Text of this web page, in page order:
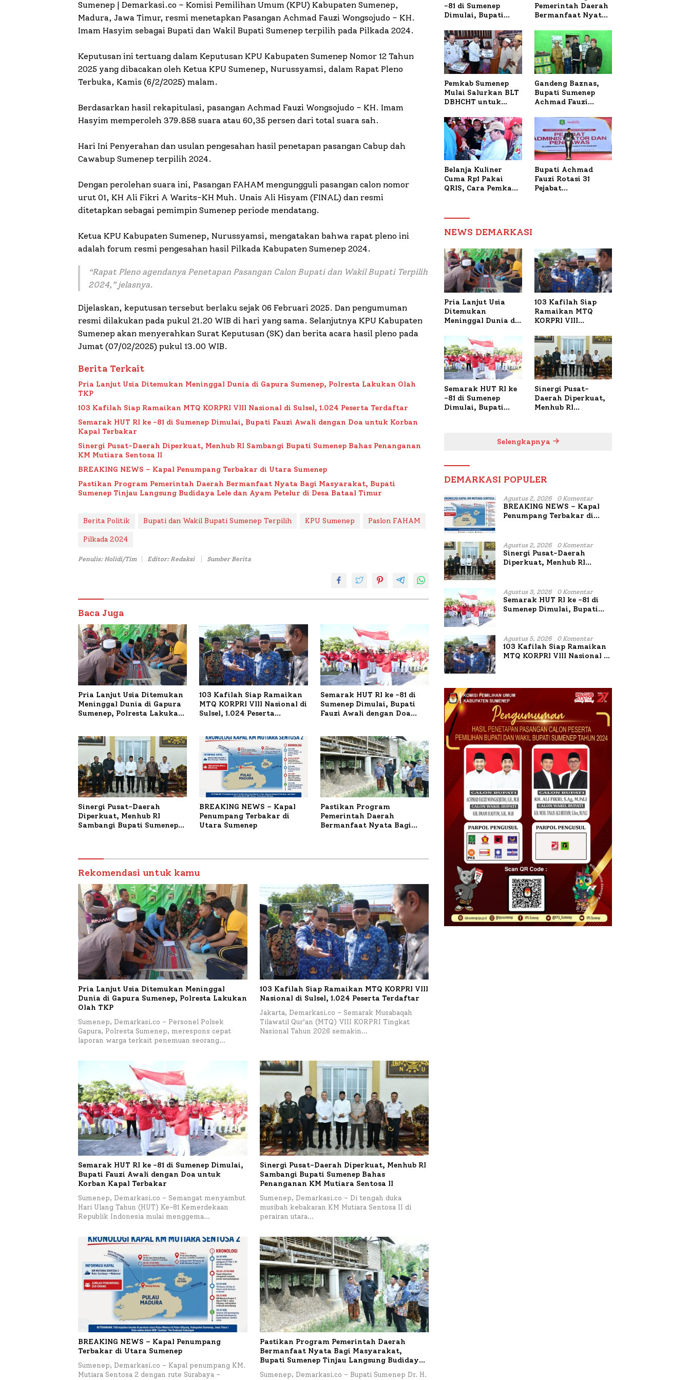
Sumenep | Demarkasi.co – Komisi Pemilihan Umum (KPU) Kabupaten Sumenep,
Madura, Jawa Timur, resmi menetapkan Pasangan Achmad Fauzi Wongsojudo – KH.
Imam Hasyim sebagai Bupati dan Wakil Bupati Sumenep terpilih pada Pilkada 2024.
Keputusan ini tertuang dalam Keputusan KPU Kabupaten Sumenep Nomor 12 Tahun
2025 yang dibacakan oleh Ketua KPU Sumenep, Nurussyamsi, dalam Rapat Pleno
Terbuka, Kamis (6/2/2025) malam.
Berdasarkan hasil rekapitulasi, pasangan Achmad Fauzi Wongsojudo – KH. Imam
Hasyim memperoleh 379.858 suara atau 60,35 persen dari total suara sah.
Hari Ini Penyerahan dan usulan pengesahan hasil penetapan pasangan Cabup dah
Cawabup Sumenep terpilih 2024.
Dengan perolehan suara ini, Pasangan FAHAM mengungguli pasangan calon nomor
urut 01, KH Ali Fikri A Warits-KH Muh. Unais Ali Hisyam (FINAL) dan resmi
ditetapkan sebagai pemimpin Sumenep periode mendatang.
Ketua KPU Kabupaten Sumenep, Nurussyamsi, mengatakan bahwa rapat pleno ini
adalah forum resmi pengesahan hasil Pilkada Kabupaten Sumenep 2024.
“Rapat Pleno agendanya Penetapan Pasangan Calon Bupati dan Wakil Bupati Terpilih
2024,” jelasnya.
Dijelaskan, keputusan tersebut berlaku sejak 06 Februari 2025. Dan pengumuman
resmi dilakukan pada pukul 21.20 WIB di hari yang sama. Selanjutnya KPU Kabupaten
Sumenep akan menyerahkan Surat Keputusan (SK) dan berita acara hasil pleno pada
Jumat (07/02/2025) pukul 13.00 WIB.
Berita Terkait
Pria Lanjut Usia Ditemukan Meninggal Dunia di Gapura Sumenep, Polresta Lakukan Olah
TKP
103 Kafilah Siap Ramaikan MTQ KORPRI VIII Nasional di Sulsel, 1.024 Peserta Terdaftar
Semarak HUT RI ke -81 di Sumenep Dimulai, Bupati Fauzi Awali dengan Doa untuk Korban
Kapal Terbakar
Sinergi Pusat-Daerah Diperkuat, Menhub RI Sambangi Bupati Sumenep Bahas Penanganan
KM Mutiara Sentosa II
BREAKING NEWS – Kapal Penumpang Terbakar di Utara Sumenep
Pastikan Program Pemerintah Daerah Bermanfaat Nyata Bagi Masyarakat, Bupati
Sumenep Tinjau Langsung Budidaya Lele dan Ayam Petelur di Desa Bataal Timur
Berita Politik Bupati dan Wakil Bupati Sumenep Terpilih KPU Sumenep Paslon FAHAM
Pilkada 2024
Penulis: Holidi/Tim Editor: Redaksi Sumber Berita
Baca Juga
Pria Lanjut Usia Ditemukan
Meninggal Dunia di Gapura
Sumenep, Polresta Lakukan
103 Kafilah Siap Ramaikan
MTQ KORPRI VIII Nasional di
Sulsel, 1.024 Peserta
Semarak HUT RI ke -81 di
Sumenep Dimulai, Bupati
Fauzi Awali dengan Doa
Sinergi Pusat-Daerah
Diperkuat, Menhub RI
Sambangi Bupati Sumenep
BREAKING NEWS – Kapal
Penumpang Terbakar di
Utara Sumenep
Pastikan Program
Pemerintah Daerah
Bermanfaat Nyata Bagi
Petelur di Desa Bataal Timur
Rekomendasi untuk kamu
Pria Lanjut Usia Ditemukan Meninggal
Dunia di Gapura Sumenep, Polresta Lakukan
Olah TKP
Sumenep, Demarkasi.co – Personel Polsek
Gapura, Polresta Sumenep, merespons cepat
laporan warga terkait penemuan seorang…
103 Kafilah Siap Ramaikan MTQ KORPRI VIII
Nasional di Sulsel, 1.024 Peserta Terdaftar
Jakarta, Demarkasi.co – Semarak Musabaqah
Tilawatil Qur’an (MTQ) VIII KORPRI Tingkat
Nasional Tahun 2026 semakin…
Semarak HUT RI ke -81 di Sumenep Dimulai,
Bupati Fauzi Awali dengan Doa untuk
Korban Kapal Terbakar
Sumenep, Demarkasi.co – Semangat menyambut
Hari Ulang Tahun (HUT) Ke-81 Kemerdekaan
Republik Indonesia mulai menggema…
Sinergi Pusat-Daerah Diperkuat, Menhub RI
Sambangi Bupati Sumenep Bahas
Penanganan KM Mutiara Sentosa II
Sumenep, Demarkasi.co – Di tengah duka
musibah kebakaran KM Mutiara Sentosa II di
perairan utara…
BREAKING NEWS – Kapal Penumpang
Terbakar di Utara Sumenep
Sumenep, Demarkasi.co – Kapal penumpang KM.
Mutiara Sentosa 2 dengan rute Surabaya –
Pastikan Program Pemerintah Daerah
Bermanfaat Nyata Bagi Masyarakat,
Bupati Sumenep Tinjau Langsung Budidaya
Sumenep, Demarkasi.co – Bupati Sumenep Dr. H.
-81 di Sumenep
Dimulai, Bupati
Doa untuk Korban
Kapal Terbakar
Pemerintah Daerah
Bermanfaat Nyata
Bupati Sumenep
Tinjau Langsung
Budidaya Lele dan
Ayam Petelur di
Desa Bataal Timur
Pemkab Sumenep
Mulai Salurkan BLT
DBHCHT untuk
Tani Tembakau
Gandeng Baznas,
Bupati Sumenep
Achmad Fauzi
Serahkan Bantuan
Bedah RTLH di Dua
Kecamatan
Belanja Kuliner
Cuma Rp1 Pakai
QRIS, Cara Pemkab
Bupati Achmad
Fauzi Rotasi 31
Pejabat
NEWS DEMARKASI
Pria Lanjut Usia
Ditemukan
Meninggal Dunia di
Polresta Lakukan
Olah TKP
103 Kafilah Siap
Ramaikan MTQ
KORPRI VIII
1.024 Peserta
Terdaftar
Semarak HUT RI ke
-81 di Sumenep
Dimulai, Bupati
Sinergi Pusat-
Daerah Diperkuat,
Menhub RI
Mutiara Sentosa II
Selengkapnya
DEMARKASI POPULER
Agustus 2, 2026 0 Komentar
BREAKING NEWS – Kapal
Penumpang Terbakar di
Agustus 2, 2026 0 Komentar
Sinergi Pusat-Daerah
Diperkuat, Menhub RI
Mutiara Sentosa II
Agustus 3, 2026 0 Komentar
Semarak HUT RI ke -81 di
Sumenep Dimulai, Bupati
Terbakar
Agustus 5, 2026 0 Komentar
103 Kafilah Siap Ramaikan
MTQ KORPRI VIII Nasional di